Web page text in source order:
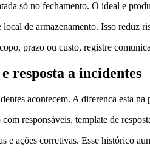
só no fechamento. O ideal e
de armazenamento. Isso reduz
prazo ou custo, registre
resposta a incidentes
acontecem. A diferenca esta
responsáveis, template de
e ações corretivas. Esse histórico